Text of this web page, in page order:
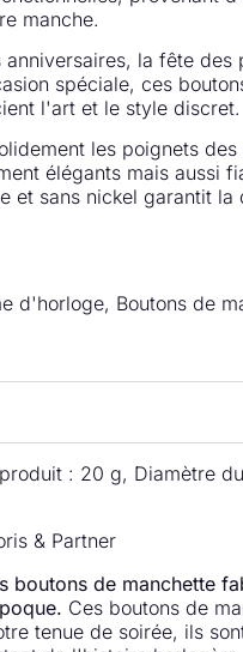
manche.
anniversaires, la fête des
spéciale, ces
l'art et le style discret.
les poignets des
élégants mais aussi
et sans nickel garantit la
d'horloge, Boutons de
: 20 g, Diamètre
& Partner
boutons de manchette
Ces boutons de
tenue de soirée, ils